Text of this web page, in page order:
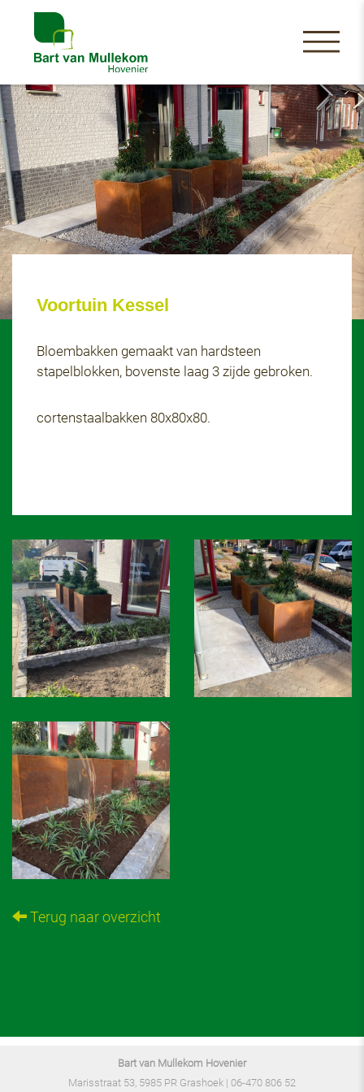
Voortuin Kessel
Bloembakken gemaakt van hardsteen
stapelblokken, bovenste laag 3 zijde gebroken.
cortenstaalbakken 80x80x80.
Terug naar overzicht
Bart van Mullekom Hovenier
Marisstraat 53, 5985 PR Grashoek | 06-470 806 52